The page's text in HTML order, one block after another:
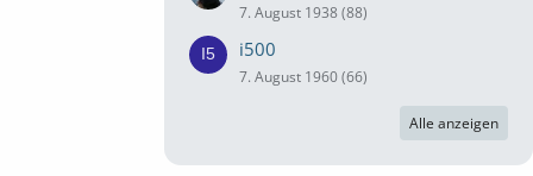
7. August 1938 (88)
i500
7. August 1960 (66)
Alle anzeigen